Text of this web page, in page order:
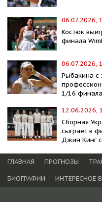
06.07.2026,
Костюк
финала
06.07.2026,
Рыбакина с
1/16
12.06.2026,
Сборная
сыграет в
Джин Кинг
ГЛАВНАЯ ПРОГНОЗЫ
БИОГРАФИИ
ИНТЕРЕСНОЕ